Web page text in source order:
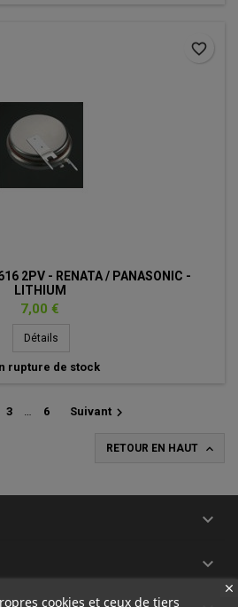
2PV - RENATA / PANASONIC -
LITHIUM
Prix
7,00 €
Détails
rupture de stock
favorite_border
3 … 6 Suivant
RETOUR EN HAUT 


cookies et ceux de tiers